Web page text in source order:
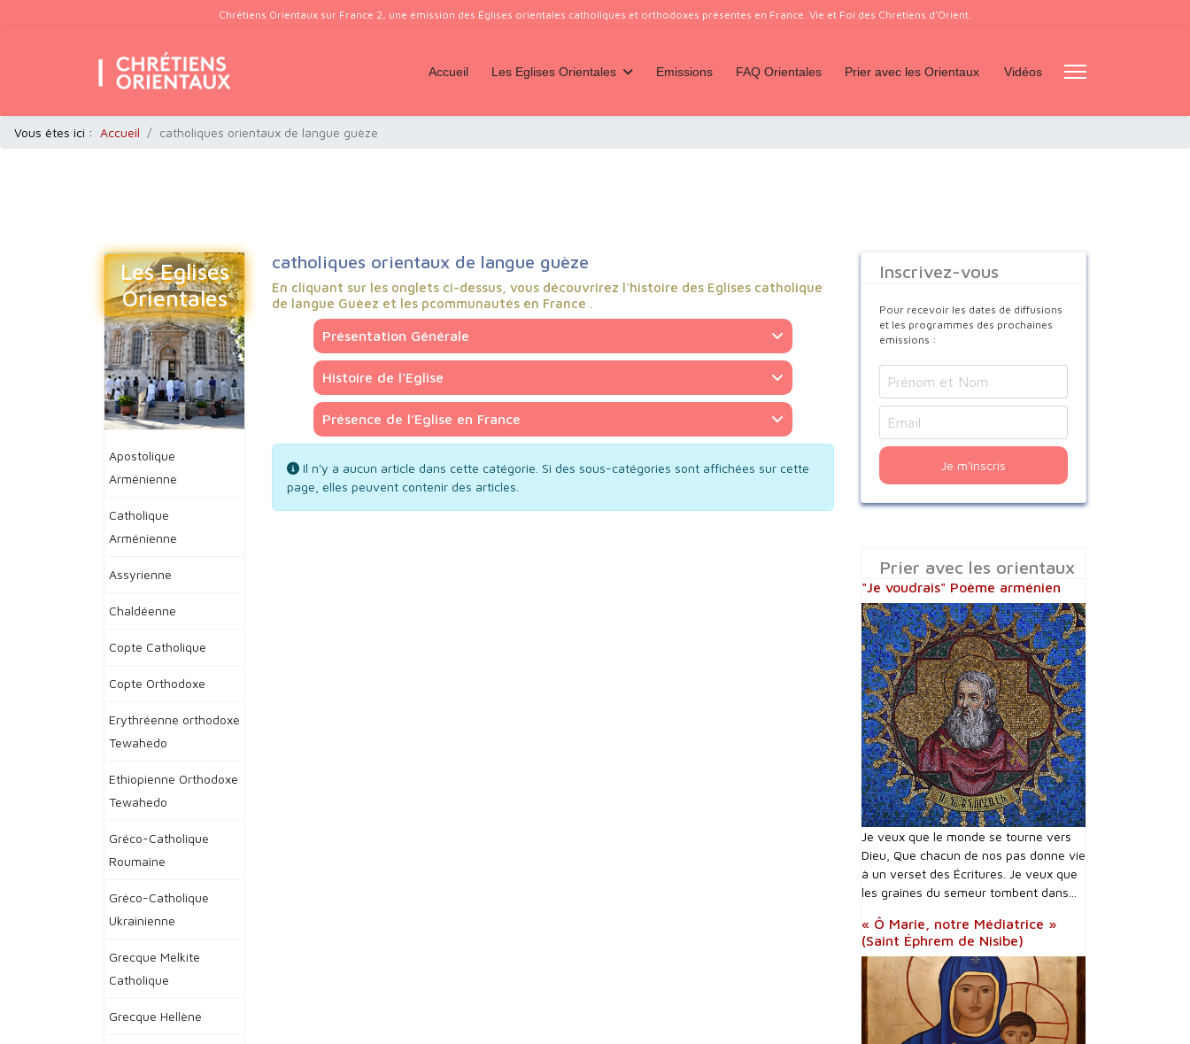
Chrétiens Orientaux sur France 2, une émission des Églises orientales catholiques et orthodoxes présentes en France. Vie et Foi des Chrétiens d’Orient.
Accueil Les Eglises Orientales Emissions FAQ Orientales Prier avec les Orientaux Vidéos
Vous êtes ici : Accueil catholiques orientaux de langue guèze
Les Eglises
Orientales
Apostolique
Arménienne
Catholique
Arménienne
Assyrienne
Chaldéenne
Copte Catholique
Copte Orthodoxe
Erythréenne orthodoxe
Tewahedo
Ethiopienne Orthodoxe
Tewahedo
Gréco-Catholique
Roumaine
Gréco-Catholique
Ukrainienne
Grecque Melkite
Catholique
Grecque Hellène
catholiques orientaux de langue guèze
En cliquant sur les onglets ci-dessus, vous découvrirez l'histoire des Eglises catholique
de langue Guèez et les pcommunautés en France .
Présentation Générale
Histoire de l’Eglise
Présence de l’Eglise en France
Info
Il n'y a aucun article dans cette catégorie. Si des sous-catégories sont affichées sur cette
page, elles peuvent contenir des articles.
Inscrivez-vous
Pour recevoir les dates de diffusions
et les programmes des prochaines
émissions :
Je m'inscris
Prier avec les orientaux
"Je voudrais" Poème arménien
Je veux que le monde se tourne vers
Dieu, Que chacun de nos pas donne vie
à un verset des Écritures. Je veux que
les graines du semeur tombent dans...
« Ô Marie, notre Médiatrice »
(Saint Éphrem de Nisibe)